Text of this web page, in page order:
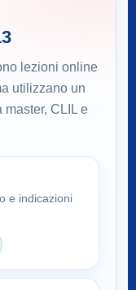
lezioni online
utilizzano un
CLIL e
e indicazioni